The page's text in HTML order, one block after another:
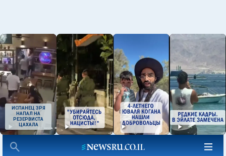
ИСПАНЕЦ ЗРЯ
НАПАЛ НА
РЕЗЕРВИСТА
ЦАХАЛА